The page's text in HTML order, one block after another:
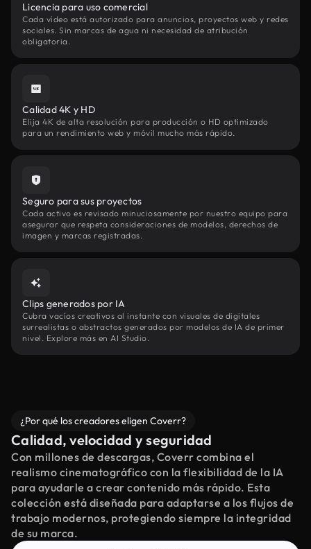
Licencia para uso comercial
Cada vídeo está autorizado para anuncios, proyectos web y redes
sociales. Sin marcas de agua ni necesidad de atribución
obligatoria.
Calidad 4K y HD
Elija 4K de alta resolución para producción o HD optimizado
para un rendimiento web y móvil mucho más rápido.
Seguro para sus proyectos
Cada activo es revisado minuciosamente por nuestro equipo para
asegurar que respeta consideraciones de modelos, derechos de
imagen y marcas registradas.
Clips generados por IA
Cubra vacíos creativos al instante con visuales de digitales
surrealistas o abstractos generados por modelos de IA de primer
nivel. Explore más en AI Studio.
¿Por qué los creadores eligen Coverr?
Calidad, velocidad y seguridad
Con millones de descargas, Coverr combina el
realismo cinematográfico con la flexibilidad de la IA
para ayudarle a crear contenido más rápido. Esta
colección está diseñada para adaptarse a los flujos de
trabajo modernos, protegiendo siempre la integridad
de su marca.